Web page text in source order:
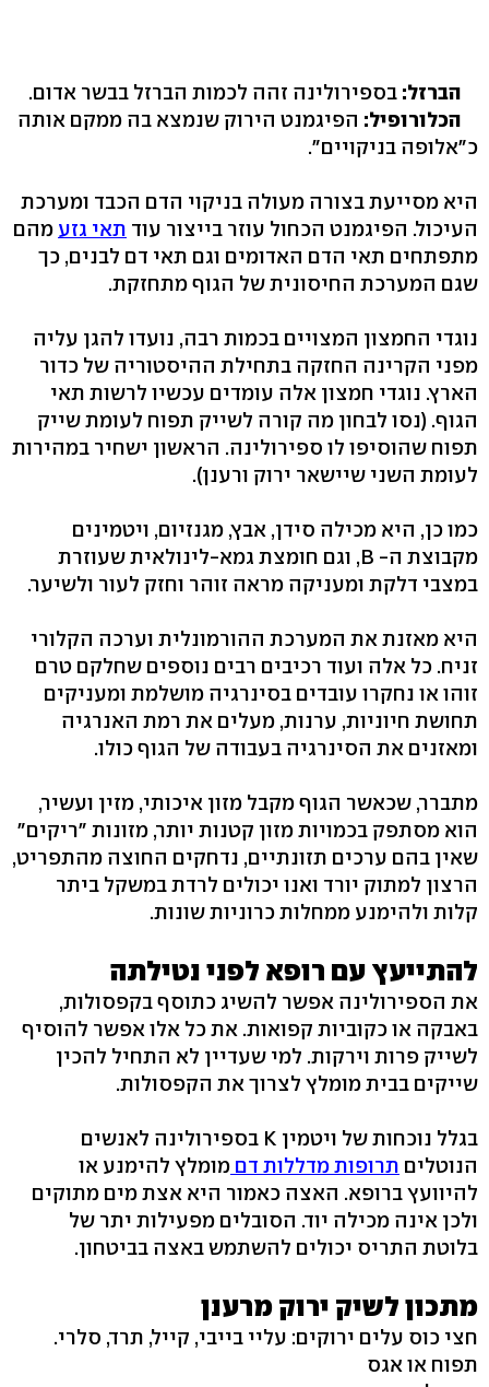
הברזל: בספירולינה זהה לכמות הברזל בבשר אדום.
הכלורופיל: הפיגמנט הירוק שנמצא בה ממקם אותה
כ"אלופה בניקויים".
היא מסייעת בצורה מעולה בניקוי הדם הכבד ומערכת
העיכול. הפיגמנט הכחול עוזר בייצור עוד תאי גזע מהם
מתפתחים תאי הדם האדומים וגם תאי דם לבנים, כך
שגם המערכת החיסונית של הגוף מתחזקת.
נוגדי החמצון המצויים בכמות רבה, נועדו להגן עליה
מפני הקרינה החזקה בתחילת ההיסטוריה של כדור
הארץ. נוגדי חמצון אלה עומדים עכשיו לרשות תאי
הגוף. (נסו לבחון מה קורה לשייק תפוח לעומת שייק
תפוח שהוסיפו לו ספירולינה. הראשון ישחיר במהירות
לעומת השני שיישאר ירוק ורענן).
כמו כן, היא מכילה סידן, אבץ, מגנזיום, ויטמינים
מקבוצת ה- B, וגם חומצת גמא-לינולאית שעוזרת
במצבי דלקת ומעניקה מראה זוהר וחזק לעור ולשיער.
היא מאזנת את המערכת ההורמונלית וערכה הקלורי
זניח. כל אלה ועוד רכיבים רבים נוספים שחלקם טרם
זוהו או נחקרו עובדים בסינרגיה מושלמת ומעניקים
תחושת חיוניות, ערנות, מעלים את רמת האנרגיה
ומאזנים את הסינרגיה בעבודה של הגוף כולו.
מתברר, שכאשר הגוף מקבל מזון איכותי, מזין ועשיר,
הוא מסתפק בכמויות מזון קטנות יותר, מזונות "ריקים"
שאין בהם ערכים תזונתיים, נדחקים החוצה מהתפריט,
הרצון למתוק יורד ואנו יכולים לרדת במשקל ביתר
קלות ולהימנע ממחלות כרוניות שונות.
להתייעץ עם רופא לפני נטילתה
את הספירולינה אפשר להשיג כתוסף בקפסולות,
באבקה או כקוביות קפואות. את כל אלו אפשר להוסיף
לשייק פרות וירקות. למי שעדיין לא התחיל להכין
שייקים בבית מומלץ לצרוך את הקפסולות.
בגלל נוכחות של ויטמין K בספירולינה לאנשים
הנוטלים תרופות מדללות דם מומלץ להימנע או
להיוועץ ברופא. האצה כאמור היא אצת מים מתוקים
ולכן אינה מכילה יוד. הסובלים מפעילות יתר של
בלוטת התריס יכולים להשתמש באצה בביטחון.
מתכון לשיק ירוק מרענן
חצי כוס עלים ירוקים: עליי בייבי, קייל, תרד, סלרי.
תפוח או אגס